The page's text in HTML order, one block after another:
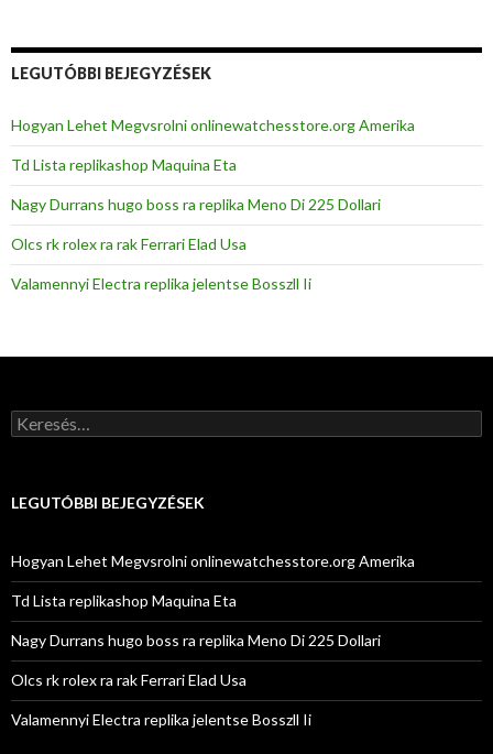
LEGUTÓBBI BEJEGYZÉSEK
Hogyan Lehet Megvsrolni onlinewatchesstore.org Amerika
Td Lista replikashop Maquina Eta
Nagy Durrans hugo boss ra replika Meno Di 225 Dollari
Olcs rk rolex ra rak Ferrari Elad Usa
Valamennyi Electra replika jelentse Bosszll Ii
Keresés:
LEGUTÓBBI BEJEGYZÉSEK
Hogyan Lehet Megvsrolni onlinewatchesstore.org Amerika
Td Lista replikashop Maquina Eta
Nagy Durrans hugo boss ra replika Meno Di 225 Dollari
Olcs rk rolex ra rak Ferrari Elad Usa
Valamennyi Electra replika jelentse Bosszll Ii